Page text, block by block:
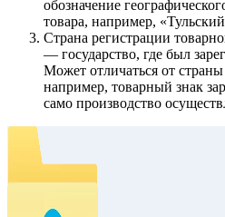
обозначение
товара, например,
Страна регистрации
— государство, где был
Может отличаться от
например, товарный знак
само производство